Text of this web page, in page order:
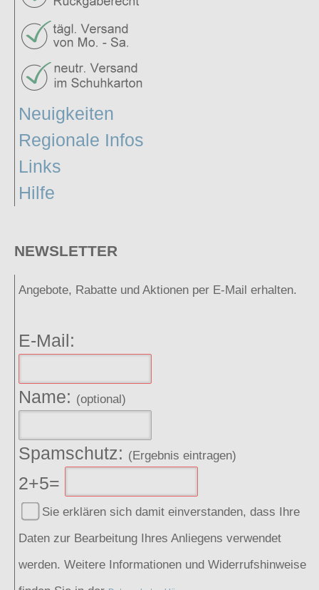
Neuigkeiten
Regionale Infos
Links
Hilfe
NEWSLETTER
Angebote, Rabatte und Aktionen per E-Mail erhalten.
E-Mail:
Name: (optional)
Spamschutz: (Ergebnis eintragen)
2+5=
Sie erklären sich damit einverstanden, dass Ihre
Daten zur Bearbeitung Ihres Anliegens verwendet
werden. Weitere Informationen und Widerrufshinweise